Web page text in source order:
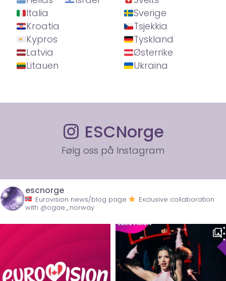
Italia
Kroatia
Kypros
Latvia
Litauen
Sverige
Tsjekkia
Tyskland
Østerrike
Ukraina
ESCNorge
Følg oss på Instagram
escnorge
Eurovision news/blog page
Exclusive collaboration
with @ogae_norway